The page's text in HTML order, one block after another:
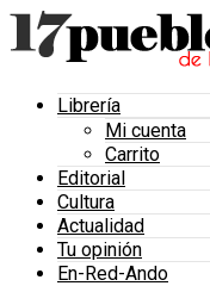
Librería
Mi cuenta
Carrito
Editorial
Cultura
Actualidad
Tu opinión
En-Red-Ando